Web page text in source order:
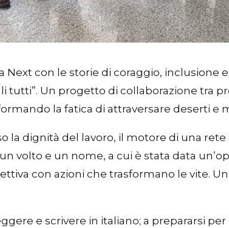
Next con le storie di coraggio, inclusione
tutti”. Un progetto di collaborazione tra
la fatica di attraversare deserti e
la dignità del lavoro, il motore di una
volto e un nome, a cui è stata data
con azioni che trasformano le vite.
e scrivere in italiano; a prepararsi per